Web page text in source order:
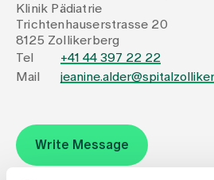
Events
About us
Latest news
Klinik Pädiatrie
Trichtenhauserstrasse 20
8125 Zollikerberg
Tel
+41 44 397 22 22
Mail
Write Message